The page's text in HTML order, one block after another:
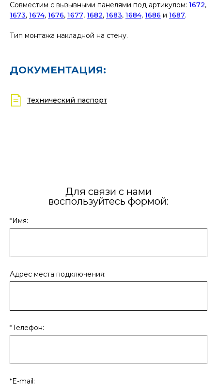
Совместим с вызывными панелями под артикулом: 1672,
1673, 1674, 1676, 1677, 1682, 1683, 1684, 1686 и 1687.
Тип монтажа накладной на стену.
ДОКУМЕНТАЦИЯ:
Технический паспорт
Для связи с нами
воспользуйтесь формой:
*Имя:
Адрес места подключения:
*Телефон:
*E-mail: